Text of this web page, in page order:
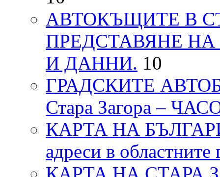
АВТОКЪЩИТЕ В
ПРЕДСТАВЯНЕ
И ДАННИ. 10
ГРАДСКИТЕ
Стара Загора –
КАРТА НА
адреси в областните